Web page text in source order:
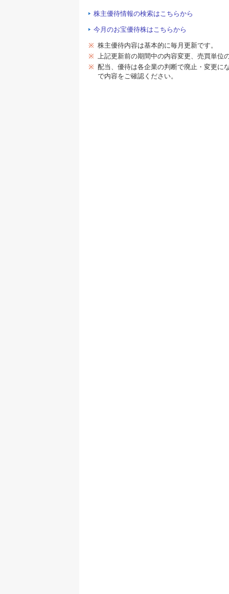
株主優待情報の検索はこちらから
今月のお宝優待株はこちらから
※ 株主優待内容は基本的に毎月更新です。
※ 上記更新前の期間中の内容変更、売買単位
※ 配当、優待は各企業の判断で廃止・変更に
で内容をご確認ください。